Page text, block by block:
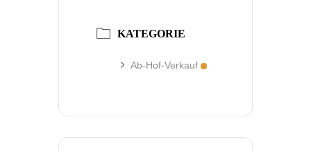
KATEGORIE
Ab-Hof-Verkauf